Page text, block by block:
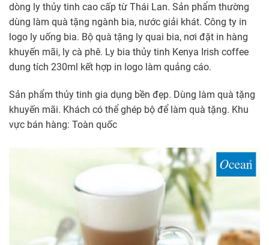
dòng ly thủy tinh cao cấp từ Thái Lan. Sản phẩm thường
dùng làm quà tặng ngành bia, nước giải khát. Công ty in
logo ly uống bia. Bộ quà tặng ly quai bia, nơi đặt in hàng
khuyến mãi, ly cà phê. Ly bia thủy tinh Kenya Irish coffee
dung tích 230ml kết hợp in logo làm quảng cáo.
Sản phẩm thủy tinh gia dụng bền đẹp. Dùng làm quà tặng
khuyến mãi. Khách có thể ghép bộ để làm quà tặng. Khu
vực bán hàng: Toàn quốc